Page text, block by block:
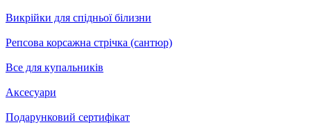
Викрійки для спідньої білизни
Репсова корсажна стрічка (сантюр)
Все для купальників
Аксесуари
Подарунковий сертифікат